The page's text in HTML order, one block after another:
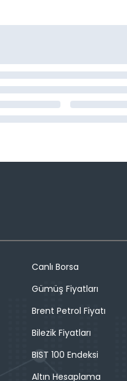
Canlı Borsa
Gümüş Fiyatları
Brent Petrol Fiyatı
Bilezik Fiyatları
BIST 100 Endeksi
Altın Hesaplama